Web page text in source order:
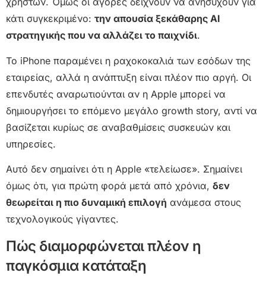
κάτι συγκεκριμένο: την απουσία ξεκάθαρης AI
στρατηγικής που να αλλάζει το παιχνίδι.
Το iPhone παραμένει η ραχοκοκαλιά των εσόδων της
εταιρείας, αλλά η ανάπτυξη είναι πλέον πιο αργή. Οι
επενδυτές αναρωτιούνται αν η Apple μπορεί να
δημιουργήσει το επόμενο μεγάλο growth story, αντί να
βασίζεται κυρίως σε αναβαθμίσεις συσκευών και
υπηρεσίες.
Αυτό δεν σημαίνει ότι η Apple «τελείωσε». Σημαίνει
όμως ότι, για πρώτη φορά μετά από χρόνια, δεν
θεωρείται η πιο δυναμική επιλογή ανάμεσα στους
τεχνολογικούς γίγαντες.
Πώς διαμορφώνεται πλέον η
παγκόσμια κατάταξη